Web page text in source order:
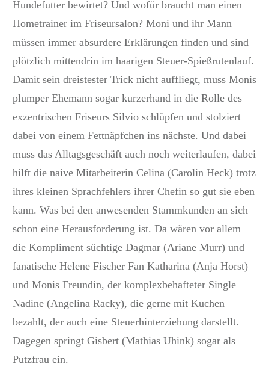
Hundefutter bewirtet? Und wofür braucht man einen
Hometrainer im Friseursalon? Moni und ihr Mann
müssen immer absurdere Erklärungen finden und sind
plötzlich mittendrin im haarigen Steuer-Spießrutenlauf.
Damit sein dreistester Trick nicht auffliegt, muss Monis
plumper Ehemann sogar kurzerhand in die Rolle des
exzentrischen Friseurs Silvio schlüpfen und stolziert
dabei von einem Fettnäpfchen ins nächste. Und dabei
muss das Alltagsgeschäft auch noch weiterlaufen, dabei
hilft die naive Mitarbeiterin Celina (Carolin Heck) trotz
ihres kleinen Sprachfehlers ihrer Chefin so gut sie eben
kann. Was bei den anwesenden Stammkunden an sich
schon eine Herausforderung ist. Da wären vor allem
die Kompliment süchtige Dagmar (Ariane Murr) und
fanatische Helene Fischer Fan Katharina (Anja Horst)
und Monis Freundin, der komplexbehafteter Single
Nadine (Angelina Racky), die gerne mit Kuchen
bezahlt, der auch eine Steuerhinterziehung darstellt.
Dagegen springt Gisbert (Mathias Uhink) sogar als
Putzfrau ein.